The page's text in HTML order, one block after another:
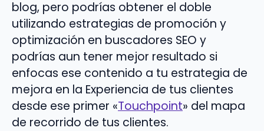
blog, pero podrías obtener el doble
utilizando estrategias de promoción y
optimización en buscadores SEO y
podrías aun tener mejor resultado si
enfocas ese contenido a tu estrategia de
mejora en la Experiencia de tus clientes
desde ese primer «Touchpoint» del mapa
de recorrido de tus clientes.